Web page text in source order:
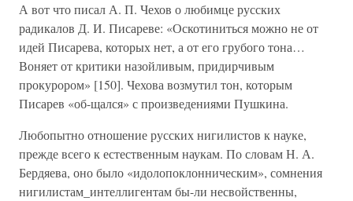
А вот что писал А. П. Чехов о любимце русских
радикалов Д. И. Писареве: «Оскотиниться можно не от
идей Писарева, которых нет, а от его грубого тона…
Воняет от критики назойливым, придирчивым
прокурором» [150]. Чехова возмутил тон, которым
Писарев «об-щался» с произведениями Пушкина.
Любопытно отношение русских нигилистов к науке,
прежде всего к естественным наукам. По словам Н. А.
Бердяева, оно было «идолопоклонническим», сомнения
нигилистам_интеллигентам бы-ли несвойственны,